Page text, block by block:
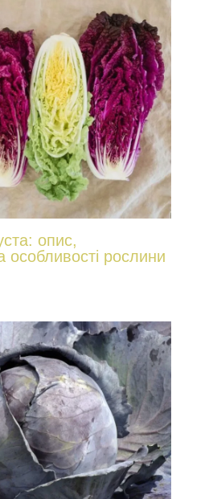
опис,
особливості рослини